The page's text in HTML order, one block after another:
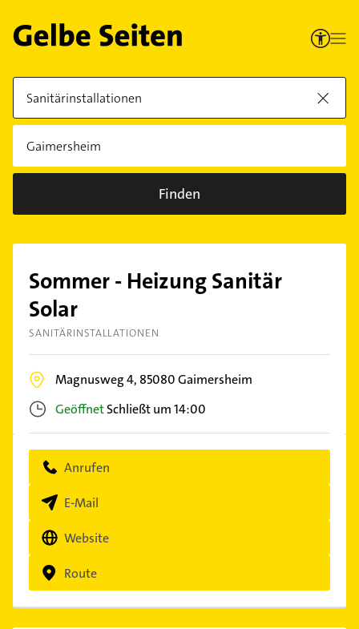
Finden
Sommer - Heizung Sanitär
Solar
SANITÄRINSTALLATIONEN
Magnusweg 4, 85080Gaimersheim
GeöffnetSchließt um 14:00
Anrufen
E-Mail
Website
Route